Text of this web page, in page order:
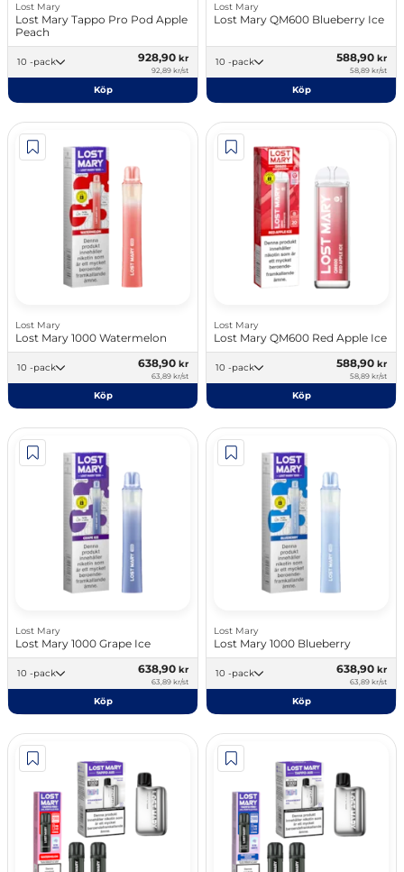
Lost Mary
Lost Mary Tappo Pro Pod Apple
Peach
10 -pack 928,90 kr
92,89 kr/st
Köp
Lost Mary
Lost Mary QM600 Blueberry Ice
10 -pack 588,90 kr
58,89 kr/st
Köp
Lost Mary
Lost Mary 1000 Watermelon
10 -pack 638,90 kr
63,89 kr/st
Köp
Lost Mary
Lost Mary QM600 Red Apple Ice
10 -pack 588,90 kr
58,89 kr/st
Köp
Lost Mary
Lost Mary 1000 Grape Ice
10 -pack 638,90 kr
63,89 kr/st
Köp
Lost Mary
Lost Mary 1000 Blueberry
10 -pack 638,90 kr
63,89 kr/st
Köp